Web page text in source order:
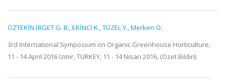
ÖZTEKİN İRGET G. B.,EKİNCİ K.,TÜZEL Y.,Merken Ö.
3rd International Symposium on Organic Greenhouse Horticulture,
11 - 14 April 2016 Izmir, TURKEY, 11 - 14 Nisan 2016, (Özet Bildiri)